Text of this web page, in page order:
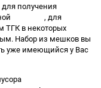
получения
, для
ТГК в некоторых
Набор из мешков вы
уже имеющийся у Вас